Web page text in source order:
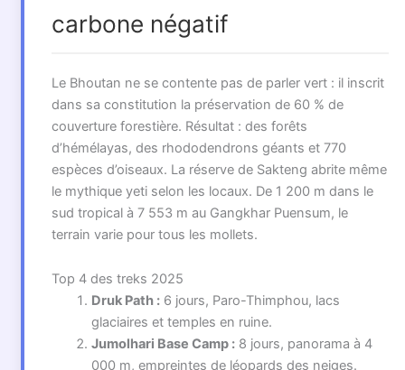
carbone négatif
Le Bhoutan ne se contente pas de parler vert : il inscrit
dans sa constitution la préservation de 60 % de
couverture forestière. Résultat : des forêts
d’hémélayas, des rhododendrons géants et 770
espèces d’oiseaux. La réserve de Sakteng abrite même
le mythique yeti selon les locaux. De 1 200 m dans le
sud tropical à 7 553 m au Gangkhar Puensum, le
terrain varie pour tous les mollets.
Top 4 des treks 2025
Druk Path :6 jours, Paro-Thimphou, lacs
glaciaires et temples en ruine.
Jumolhari Base Camp :8 jours, panorama à 4
000 m, empreintes de léopards des neiges.